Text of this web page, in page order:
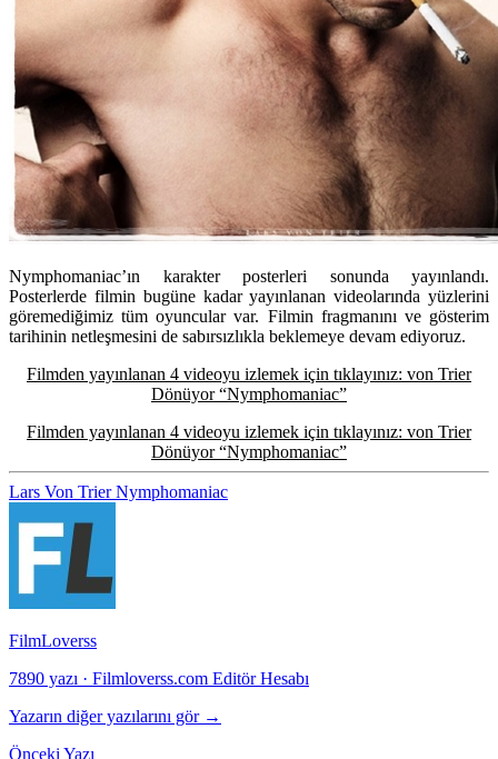
Nymphomaniac’ın karakter posterleri sonunda yayınlandı.
Posterlerde filmin bugüne kadar yayınlanan videolarında yüzlerini
göremediğimiz tüm oyuncular var. Filmin fragmanını ve gösterim
tarihinin netleşmesini de sabırsızlıkla beklemeye devam ediyoruz.
Filmden yayınlanan 4 videoyu izlemek için tıklayınız: von Trier
Dönüyor “Nymphomaniac”
Filmden yayınlanan 4 videoyu izlemek için tıklayınız: von Trier
Dönüyor “Nymphomaniac”
Lars Von TrierNymphomaniac
FilmLoverss
7890 yazı · Filmloverss.com Editör Hesabı
Yazarın diğer yazılarını gör →
Önceki Yazı